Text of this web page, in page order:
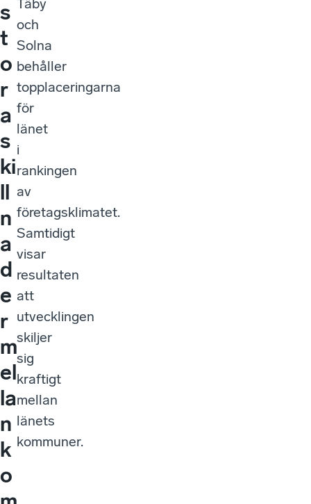
s
t
o
r
a
s
ki
ll
n
a
d
e
r
m
el
la
n
k
o
Täby
och
Solna
behåller
topplaceringarna
för
länet
i
rankingen
av
företagsklimatet.
Samtidigt
visar
resultaten
att
utvecklingen
skiljer
sig
kraftigt
mellan
länets
kommuner.